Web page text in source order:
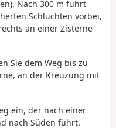
Nach 300 m führt
Schluchten vorbei,
an einer Zisterne
Sie dem Weg bis zu
an der Kreuzung mit
ein, der nach einer
nach Süden führt.